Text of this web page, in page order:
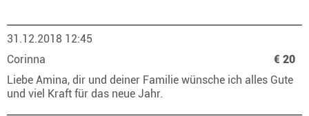
31.12.2018 12:45
Corinna
€ 20
Liebe Amina, dir und deiner Familie wünsche ich alles Gute
und viel Kraft für das neue Jahr.